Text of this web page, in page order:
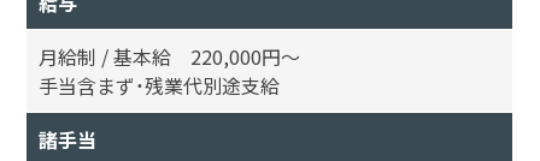
月給制 / 基本給 220,000円〜
手当含まず・残業代別途支給
諸手当